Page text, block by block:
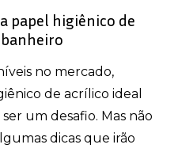
papel higiênico de
no mercado,
de acrílico ideal
um desafio. Mas não
dicas que irão